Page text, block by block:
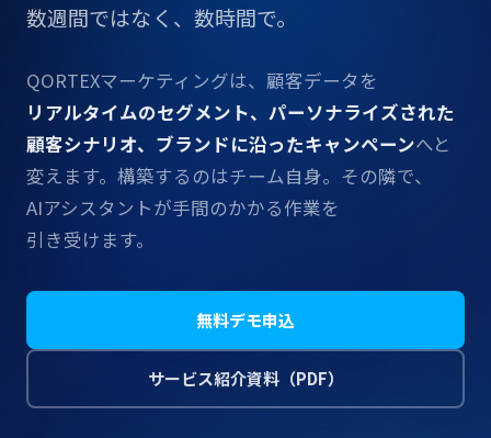
数週間ではなく、​​数時間で。
QORTEXマーケティングは、​​顧客データを
リアルタイムの​​セグメント、​​パーソナライズされた​​
顧客シナリオ、​​ブランドに​​沿った​​キャンペーンへと​​
変えます。​​構築するのは​​チーム自身。​​その隣で、​​
AIアシスタントが​​手間の​​かかる​​作業を​​
引き受けます。
無料デモ申込
サービス紹介資料​（PDF）